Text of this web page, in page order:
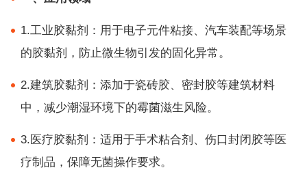
1.工业胶黏剂：用于电子元件粘接、汽车装配等场景
的胶黏剂，防止微生物引发的固化异常。
2.建筑胶黏剂：添加于瓷砖胶、密封胶等建筑材料
中，减少潮湿环境下的霉菌滋生风险。
3.医疗胶黏剂：适用于手术粘合剂、伤口封闭胶等医
疗制品，保障无菌操作要求。